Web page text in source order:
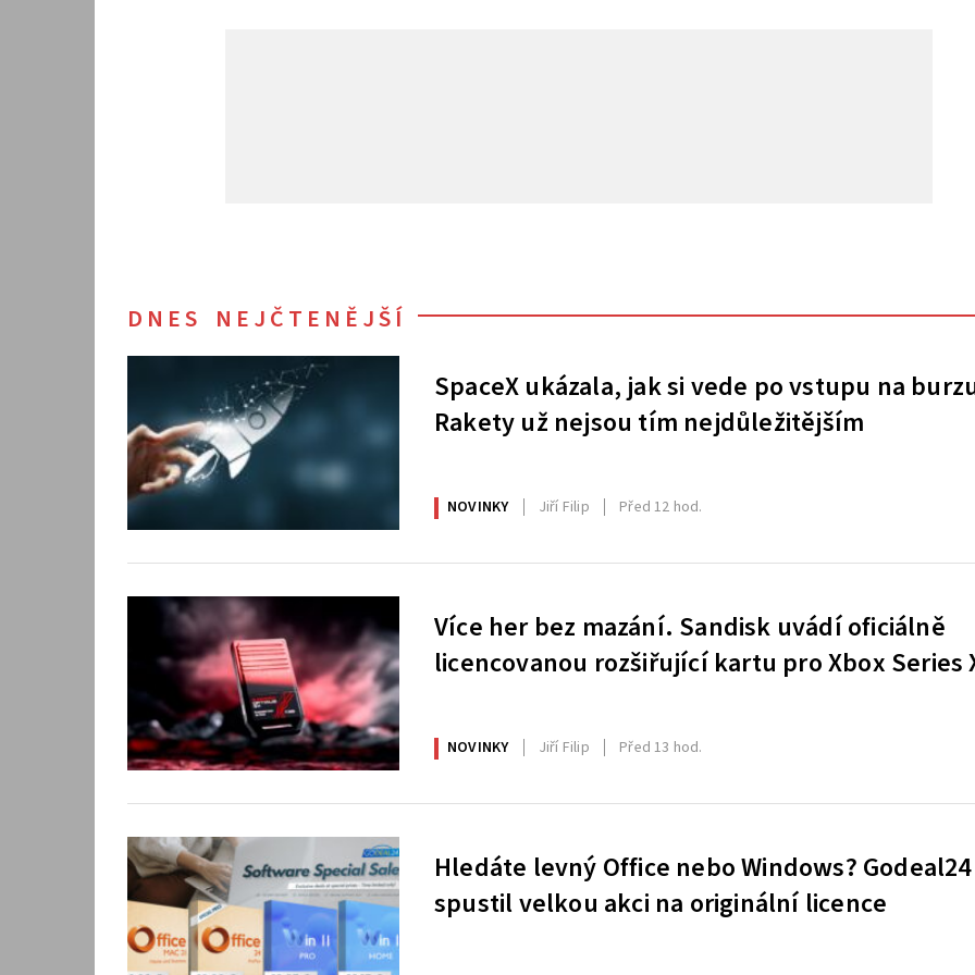
DNES NEJČTENĚJŠÍ
SpaceX ukázala, jak si vede po vstupu na
Rakety už nejsou tím nejdůležitějším
NOVINKY Jiří Filip Před 12 hod.
Více her bez mazání. Sandisk uvádí oficiálně
licencovanou rozšiřující kartu pro Xbox Series
NOVINKY Jiří Filip Před 13 hod.
Hledáte levný Office nebo Windows? Godeal24
spustil velkou akci na originální licence